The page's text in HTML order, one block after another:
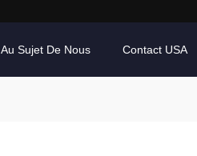
Au Sujet De Nous Contact USA